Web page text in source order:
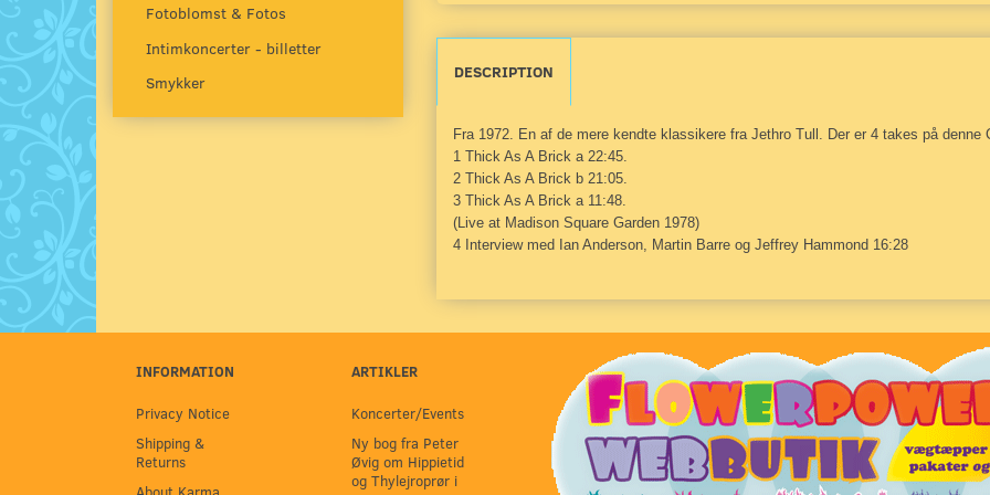
Fotoblomst & Fotos
Intimkoncerter - billetter
Smykker
DESCRIPTION
Fra 1972. En af de mere kendte klassikere fra Jethro Tull. Der er 4 takes på denne
1 Thick As A Brick a 22:45.
2 Thick As A Brick b 21:05.
3 Thick As A Brick a 11:48.
(Live at Madison Square Garden 1978)
4 Interview med Ian Anderson, Martin Barre og Jeffrey Hammond 16:28
INFORMATION
Privacy Notice
Shipping &
Returns
ARTIKLER
Koncerter/Events
Ny bog fra Peter
Øvig om Hippietid
og Thylejroprør i